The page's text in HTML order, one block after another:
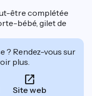
être complétée
bébé, gilet de
? Rendez-vous sur
plus.
Site web